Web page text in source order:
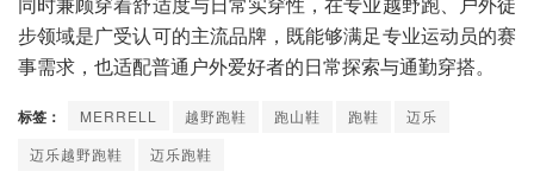
步领域是广受认可的主流品牌，既能够满足专业运动员的赛
事需求，也适配普通户外爱好者的日常探索与通勤穿搭。
标签： MERRELL 越野跑鞋 跑山鞋 跑鞋
迈乐
迈乐越野跑鞋
迈乐跑鞋